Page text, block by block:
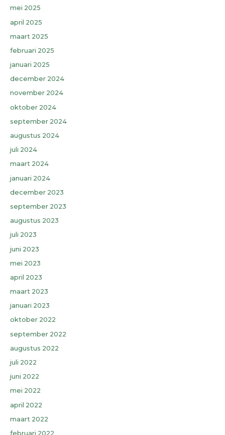
mei 2025
april 2025
maart 2025
februari 2025
januari 2025
december 2024
november 2024
oktober 2024
september 2024
augustus 2024
juli 2024
maart 2024
januari 2024
december 2023
september 2023
augustus 2023
juli 2023
juni 2023
mei 2023
april 2023
maart 2023
januari 2023
oktober 2022
september 2022
augustus 2022
juli 2022
juni 2022
mei 2022
april 2022
maart 2022
februari 2022